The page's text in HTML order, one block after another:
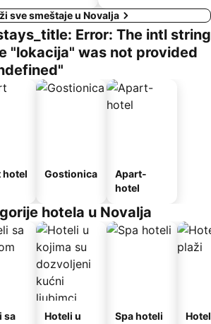
sve smeštaje u Novalja
Error: The intl string
"lokacija" was not provided
hotel Gostionica
Apart-
hotel
hotela u Novalja
sa
Hoteli u
Spa hoteli